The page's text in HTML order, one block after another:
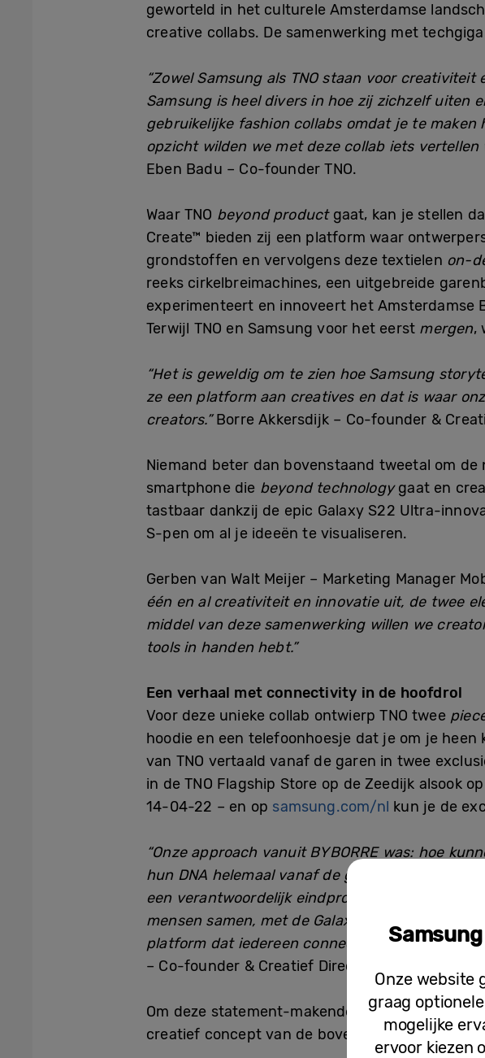
geworteld in het culturele Amsterdamse
creative collabs. De samenwerking met
“Zowel Samsung als TNO staan voor
Samsung is heel divers in hoe zij zichzelf uiten
gebruikelijke fashion collabs omdat je te
opzicht wilden we met deze collab iets
Eben Badu – Co-founder TNO.
Waar TNO beyond productgaat, kan je stellen
Create™ bieden zij een platform waar
grondstoffen en vervolgens deze textielen on-
reeks cirkelbreimachines, een uitgebreide
experimenteert en innoveert het Amsterdamse
Terwijl TNO en Samsung voor het eerst mergen,
“Het is geweldig om te zien hoe Samsung
ze een platform aan creatives en dat is waar
creators.”Borre Akkersdijk – Co-founder &
Niemand beter dan bovenstaand tweetal om
smartphone die beyond technologygaat en
tastbaar dankzij de epic Galaxy S22 Ultra-
S-pen om al je ideeën te visualiseren.
Gerben van Walt Meijer – Marketing Manager
één en al creativiteit en innovatie uit, de twee
middel van deze samenwerking willen we
tools in handen hebt.”
Een verhaal met connectivity in de hoofdrol
Voor deze unieke collab ontwierp TNO twee
hoodie en een telefoonhoesje dat je om je heen
van TNO vertaald vanaf de garen in twee
in de TNO Flagship Store op de Zeedijk alsook
14-04-22 – en op samsung.com/nl kun je de
“Onze approach vanuitBYBORRE was: hoe
hun DNA helemaal vanaf de garens vertalen in
een verantwoordelijk eindproduct. Ik zag
mensen samen, met de Galaxy S22-serie ga je
platform dat iedereen connect. Dus die
– Co-founder & Creatief Directeur bij BYBORRE.
Om deze statement-makende capsulecollectie
creatief concept van de bovenste plank.
Onze website
graag
mogelijke
ervoor kiezen